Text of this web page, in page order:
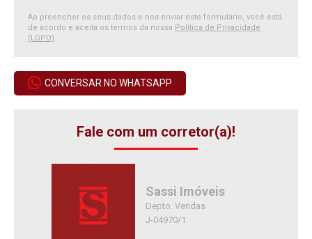
Ao preencher os seus dados e nos enviar este formulário, você está
de acordo e aceita os termos da nossa Política de Privacidade
(LGPD).
CONVERSAR NO WHATSAPP
Fale com um corretor(a)!
Sassi Imóveis
Depto. Vendas
J-04970/1